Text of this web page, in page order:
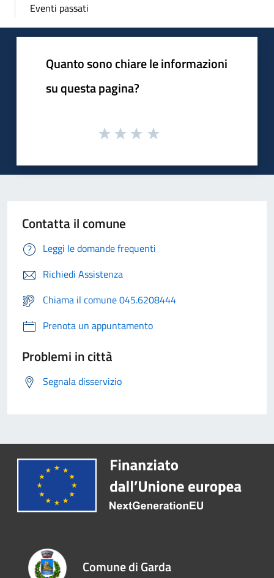
Eventi passati
Quanto sono chiare le informazioni
su questa pagina?
Contatta il comune
Leggi le domande frequenti
Richiedi Assistenza
Chiama il comune 045.6208444
Prenota un appuntamento
Problemi in città
Segnala disservizio
Comune di Garda